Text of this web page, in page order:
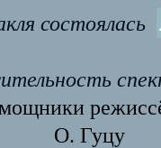
состоялась
О. Гуцу